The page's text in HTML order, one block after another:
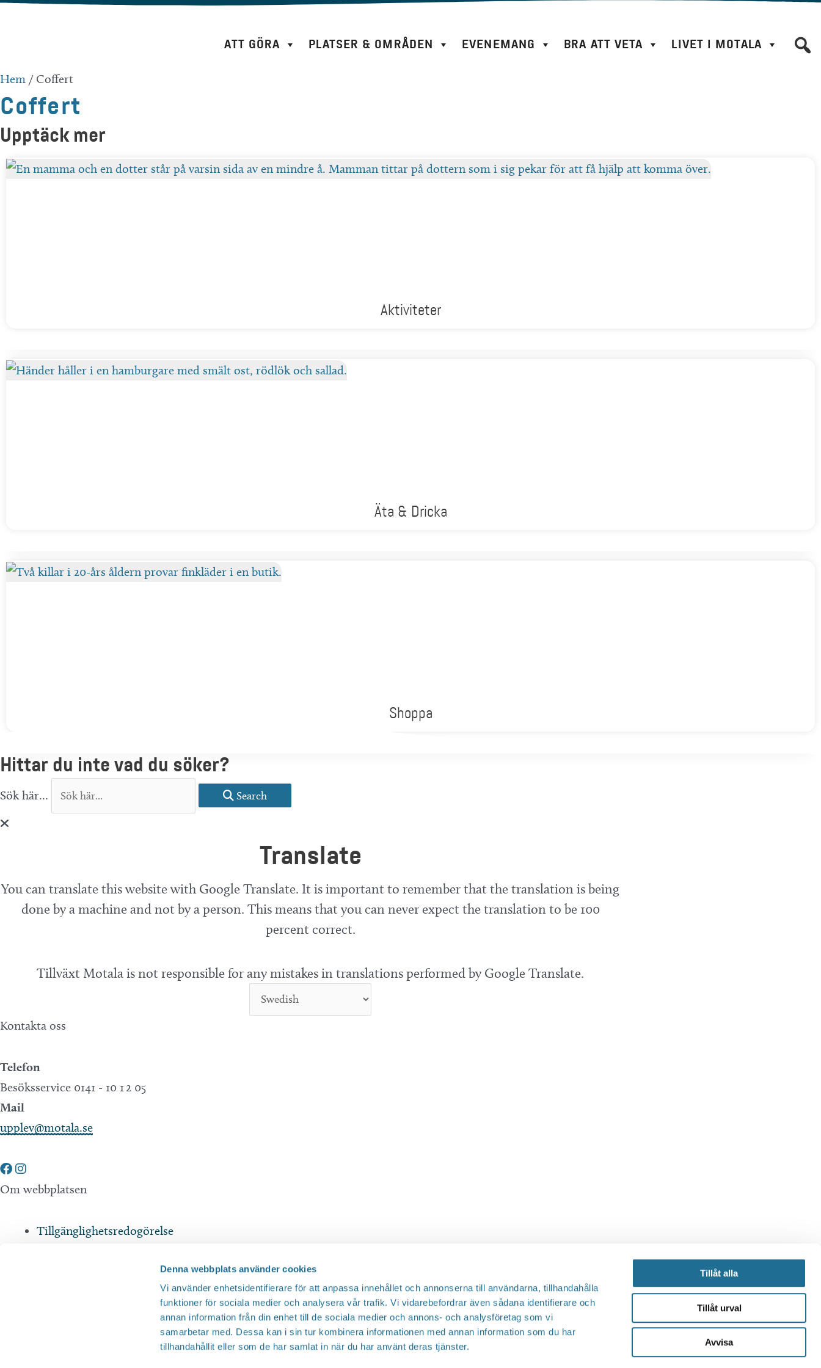
Denna webbplats använder cookies
Vi använder enhetsidentifierare för att anpassa innehållet och annonserna till användarna, tillhandahålla
funktioner för sociala medier och analysera vår trafik. Vi vidarebefordrar även sådana identifierare och
annan information från din enhet till de sociala medier och annons- och analysföretag som vi
samarbetar med. Dessa kan i sin tur kombinera informationen med annan information som du har
tillhandahållit eller som de har samlat in när du har använt deras tjänster.
Tillåt alla
Tillåt urval
Avvisa
ATT GÖRA PLATSER & OMRÅDEN EVENEMANG BRA ATT VETA LIVET I MOTALA
Hem / Coffert
Coffert
Upptäck mer
Aktiviteter
Äta & Dricka
Shoppa
Hittar du inte vad du söker?
Sök här... Search
Translate
You can translate this website with Google Translate. It is important to remember that the translation is being
done by a machine and not by a person. This means that you can never expect the translation to be 100
percent correct.
Tillväxt Motala is not responsible for any mistakes in translations performed by Google Translate.
Kontakta oss
Telefon
Besöksservice 0141 - 10 1 2 05
Mail
upplev@motala.se
Om webbplatsen
Tillgänglighetsredogörelse